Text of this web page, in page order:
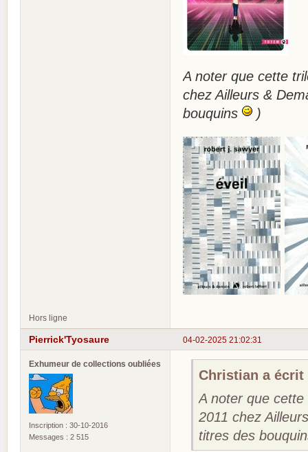
A noter que cette
chez Ailleurs &
bouquins
)
Hors ligne
04-02-2025 21:02:31
Pierrick'Tyosaure
Exhumeur de collections oubliées
Inscription : 30-10-2016
Messages : 2 515
Christian a écrit
A noter que
2011 chez
titres des